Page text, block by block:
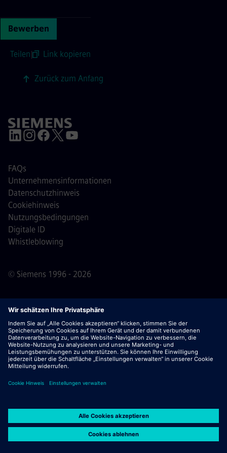
Bewerben
Teilen| Link kopieren
Zurück zum Anfang
© Siemens 1996 - 2026
FAQs
Unternehmensinformationen
Datenschutzhinweis
Cookiehinweis
Nutzungsbedingungen
Digitale ID
Whistleblowing
Wichtiger Hinweis:Für alle Bewerber: Bitte beachte,
dass Siemens zu keinem Zeitpunkt – weder vor noch
während oder nach dem Bewerbungsprozess – Gebühren
verlangt. Wir fordern keine Bankdaten oder persönlichen
Finanzinformationen als Voraussetzung für eine Einstellung
scheinbar von einem Siemens-Recruiter stammen, es sei
Mitarbeitenden im Rahmen eines aktiven
Bewerbungsprozesses kontaktiert wurdest.